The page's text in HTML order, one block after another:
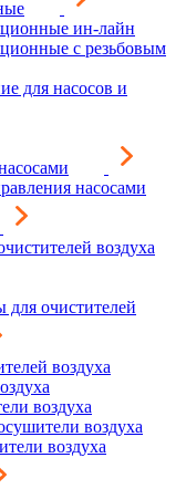
ин-лайн
с резьбовым
для насосов и
насосами
воздуха
для очистителей
воздуха
воздуха
воздуха
воздуха